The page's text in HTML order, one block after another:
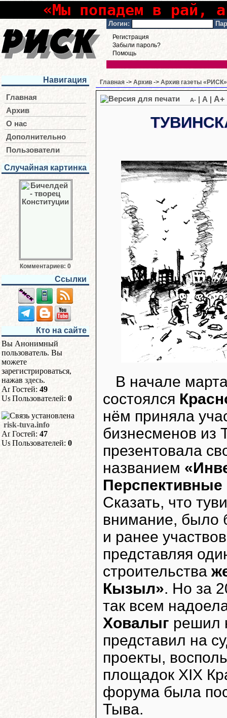
«Мы попадем в рай,
Логин:
Регистрация
Забыли пароль?
Помощь
Навигация
Главная
Архив
О нас
Дополнительно
Пользователи
Случайная картинка
Комментариев: 0
Ссылки
Кто на сайте
Вы Анонимный
пользователь. Вы
можете
зарегистрироваться,
нажав здесь.
Гостей: 49
Пользователей: 0
risk-tuva.info
Гостей: 47
Пользователей: 0
Главная -> Архив -> Архив газеты «РИСК»
A- A A+
В начале
состоялся
нём приняла
бизнесменов из
презентовала
названием
Сказать, что
внимание, было
и ранее
представляя
строительства
Кызыл». Но за
так всем
Ховалыг решил
представил на
проекты,
площадок XIX
форума была
Тыва.